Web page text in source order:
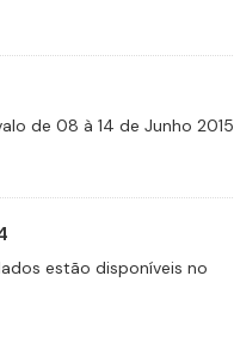
de 08 à 14 de Junho 2015
estão disponíveis no